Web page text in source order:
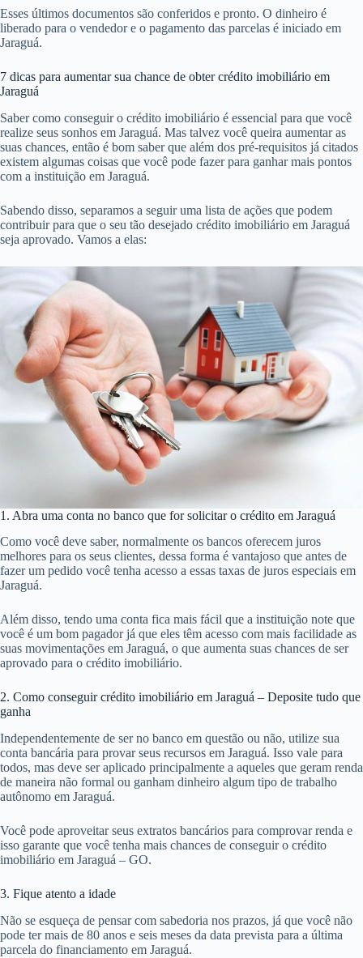
Esses últimos documentos são conferidos e pronto. O dinheiro é
liberado para o vendedor e o pagamento das parcelas é iniciado em
Jaraguá.
7 dicas para aumentar sua chance de obter crédito imobiliário em
Jaraguá
Saber como conseguir o crédito imobiliário é essencial para que você
realize seus sonhos em Jaraguá. Mas talvez você queira aumentar as
suas chances, então é bom saber que além dos pré-requisitos já citados
existem algumas coisas que você pode fazer para ganhar mais pontos
com a instituição em Jaraguá.
Sabendo disso, separamos a seguir uma lista de ações que podem
contribuir para que o seu tão desejado crédito imobiliário em Jaraguá
seja aprovado. Vamos a elas:
1. Abra uma conta no banco que for solicitar o crédito em Jaraguá
Como você deve saber, normalmente os bancos oferecem juros
melhores para os seus clientes, dessa forma é vantajoso que antes de
fazer um pedido você tenha acesso a essas taxas de juros especiais em
Jaraguá.
Além disso, tendo uma conta fica mais fácil que a instituição note que
você é um bom pagador já que eles têm acesso com mais facilidade as
suas movimentações em Jaraguá, o que aumenta suas chances de ser
aprovado para o crédito imobiliário.
2. Como conseguir crédito imobiliário em Jaraguá – Deposite tudo que
ganha
Independentemente de ser no banco em questão ou não, utilize sua
conta bancária para provar seus recursos em Jaraguá. Isso vale para
todos, mas deve ser aplicado principalmente a aqueles que geram renda
de maneira não formal ou ganham dinheiro algum tipo de trabalho
autônomo em Jaraguá.
Você pode aproveitar seus extratos bancários para comprovar renda e
isso garante que você tenha mais chances de conseguir o crédito
imobiliário em Jaraguá – GO.
3. Fique atento a idade
Não se esqueça de pensar com sabedoria nos prazos, já que você não
pode ter mais de 80 anos e seis meses da data prevista para a última
parcela do financiamento em Jaraguá.